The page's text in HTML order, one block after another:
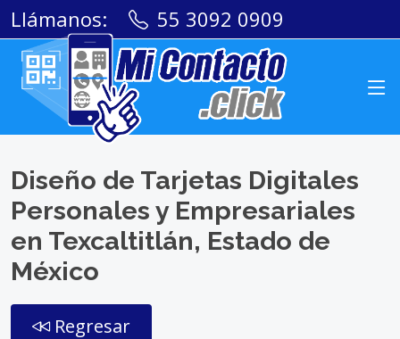
Llámanos: 55 3092 0909
Diseño de Tarjetas Digitales
Personales y Empresariales
en Texcaltitlán, Estado de
México
Regresar